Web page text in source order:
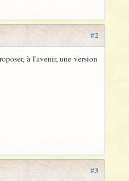
#2
à l'avenir, une version
#3